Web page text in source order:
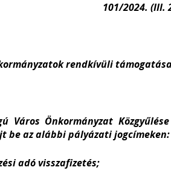
101/2024. (III.
rendkívüli
Város Önkormányzat
be az alábbi pályázati jogcímeken:
adó visszafizetés;